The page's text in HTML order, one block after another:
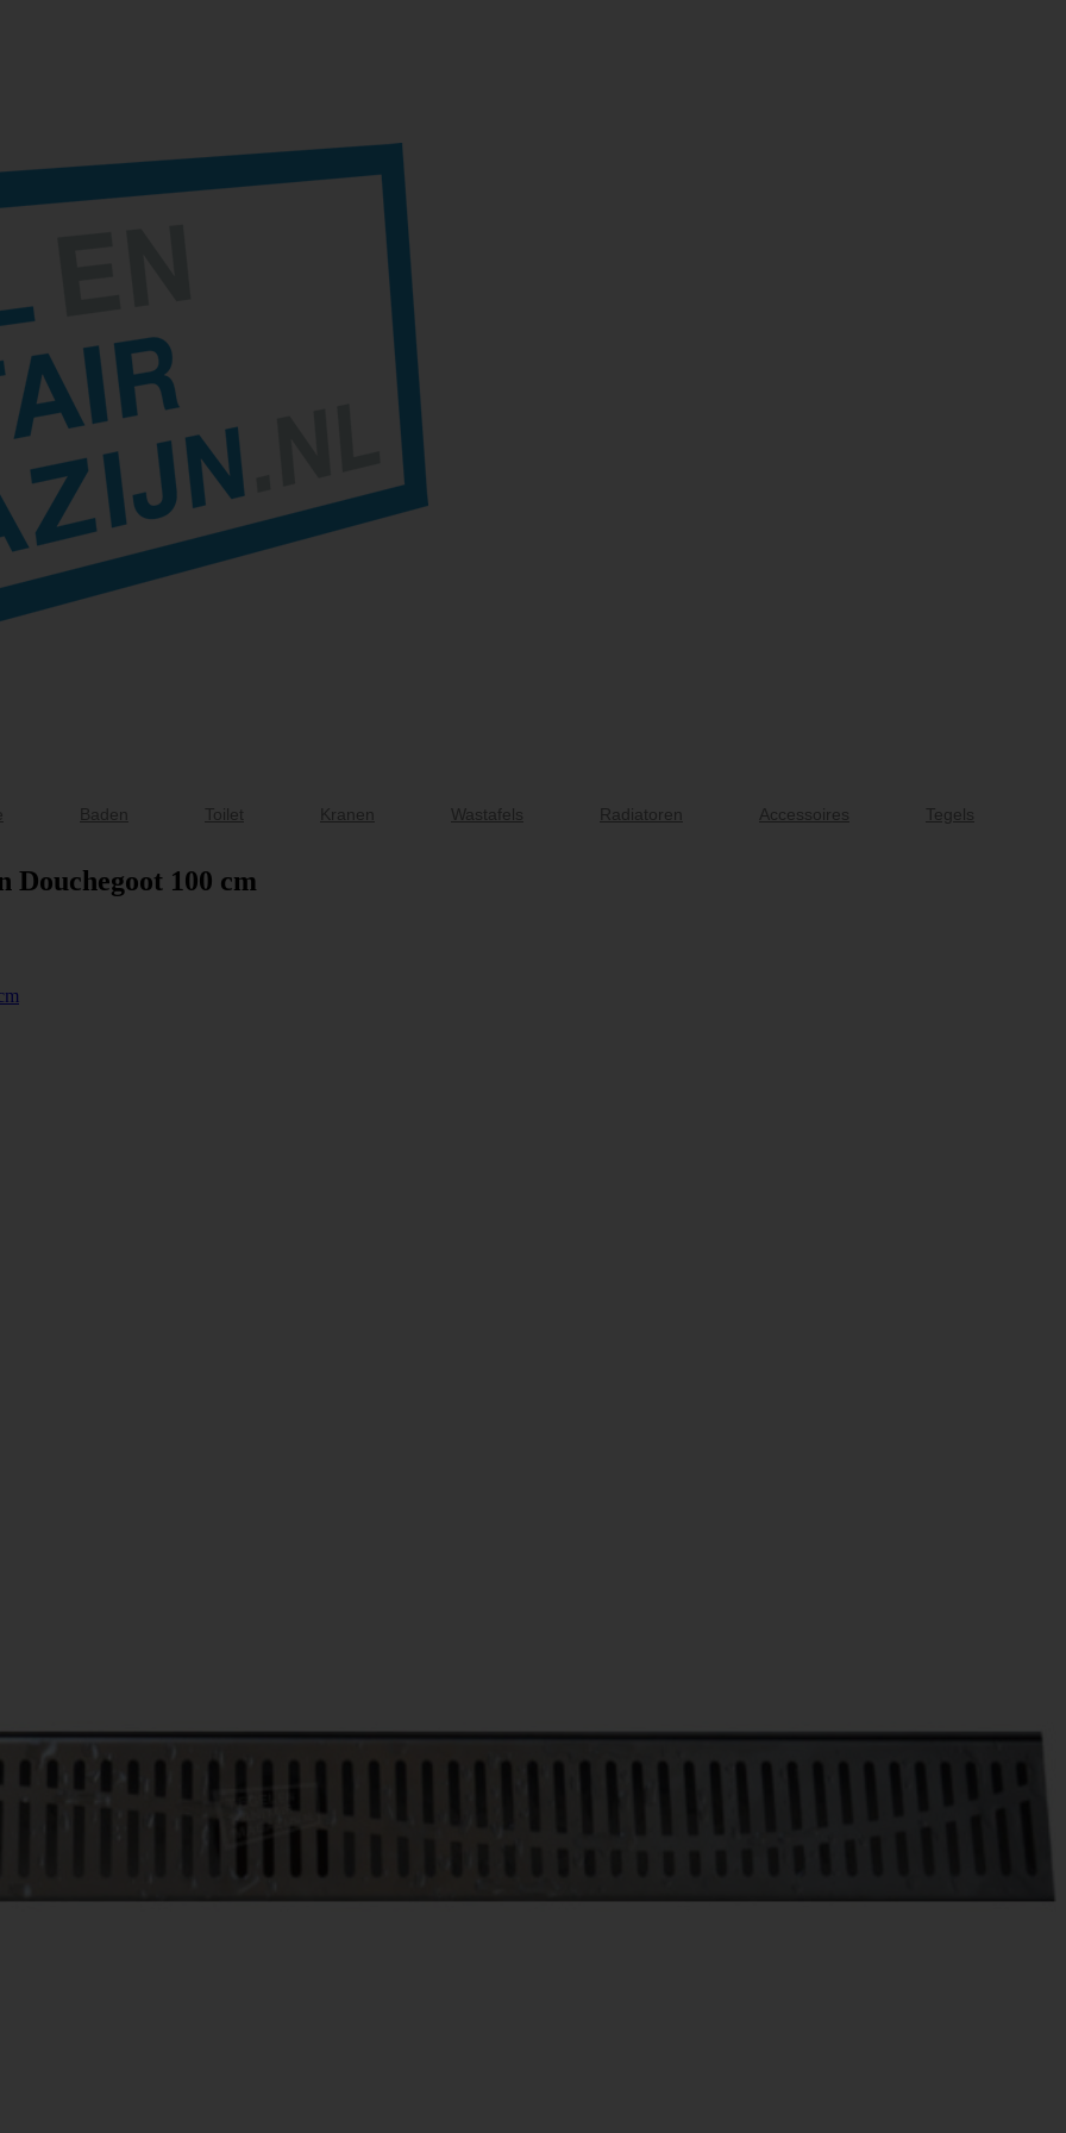
Baden Toilet Kranen Wastafels Radiatoren Accessoires Tegels
Douchegoot 100 cm